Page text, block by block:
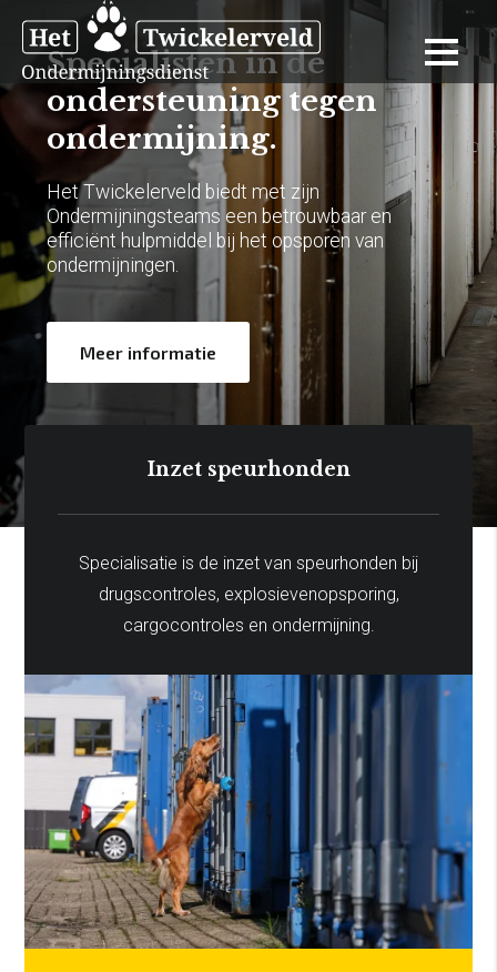
Specialisten in de
ondersteuning tegen
ondermijning.
Het Twickelerveld biedt met zijn
Ondermijningsteams een betrouwbaar en
efficiënt hulpmiddel bij het opsporen van
ondermijningen.
Meer informatie
Inzet speurhonden
Specialisatie is de inzet van speurhonden bij
drugscontroles, explosievenopsporing,
cargocontroles en ondermijning.